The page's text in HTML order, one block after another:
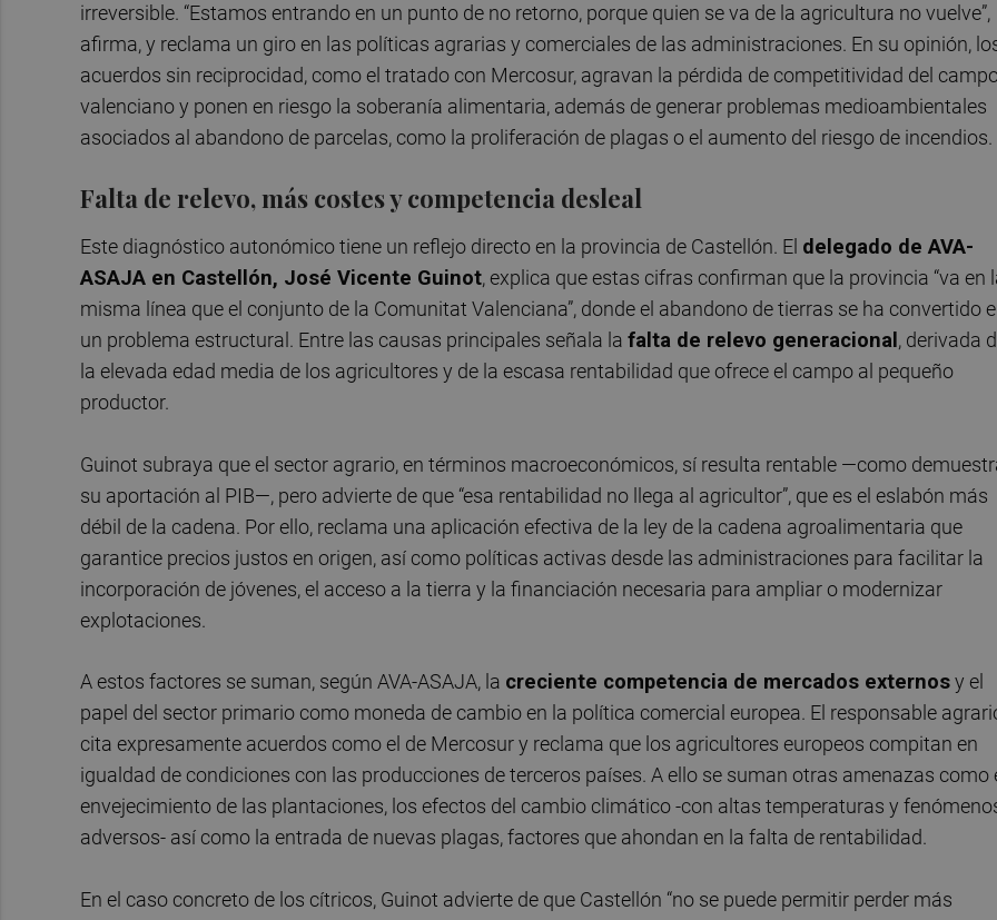
irreversible. “Estamos entrando en un punto de no retorno, porque quien se va de la agricultura no vuelve”,
afirma, y reclama un giro en las políticas agrarias y comerciales de las administraciones. En su opinión,
acuerdos sin reciprocidad, como el tratado con Mercosur, agravan la pérdida de competitividad del
valenciano y ponen en riesgo la soberanía alimentaria, además de generar problemas medioambientales
asociados al abandono de parcelas, como la proliferación de plagas o el aumento del riesgo de incendios.
Falta de relevo, más costes y competencia desleal
Este diagnóstico autonómico tiene un reflejo directo en la provincia de Castellón. El delegado de AVA-
ASAJA en Castellón, José Vicente Guinot, explica que estas cifras confirman que la provincia “va en
misma línea que el conjunto de la Comunitat Valenciana”, donde el abandono de tierras se ha convertido
un problema estructural. Entre las causas principales señala la falta de relevo generacional , derivada
la elevada edad media de los agricultores y de la escasa rentabilidad que ofrece el campo al pequeño
productor.
Guinot subraya que el sector agrario, en términos macroeconómicos, sí resulta rentable —como
su aportación al PIB—, pero advierte de que “esa rentabilidad no llega al agricultor”, que es el eslabón más
débil de la cadena. Por ello, reclama una aplicación efectiva de la ley de la cadena agroalimentaria que
garantice precios justos en origen, así como políticas activas desde las administraciones para facilitar la
incorporación de jóvenes, el acceso a la tierra y la financiación necesaria para ampliar o modernizar
explotaciones.
A estos factores se suman, según AVA-ASAJA, la creciente competencia de mercados externosy el
papel del sector primario como moneda de cambio en la política comercial europea. El responsable
cita expresamente acuerdos como el de Mercosur y reclama que los agricultores europeos compitan en
igualdad de condiciones con las producciones de terceros países. A ello se suman otras amenazas como
envejecimiento de las plantaciones, los efectos del cambio climático -con altas temperaturas y
adversos- así como la entrada de nuevas plagas, factores que ahondan en la falta de rentabilidad.
En el caso concreto de los cítricos, Guinot advierte de que Castellón “no se puede permitir perder más